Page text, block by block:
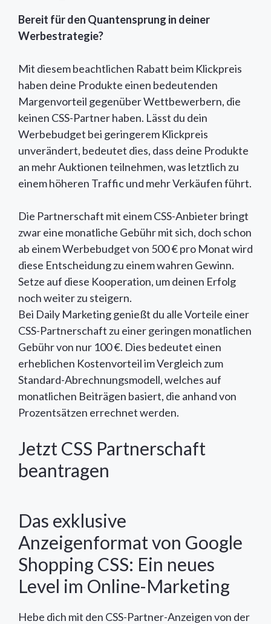
Bereit für den Quantensprung in deiner
Werbestrategie?
Mit diesem beachtlichen Rabatt beim Klickpreis
haben deine Produkte einen bedeutenden
Margenvorteil gegenüber Wettbewerbern, die
keinen CSS-Partner haben. Lässt du dein
Werbebudget bei geringerem Klickpreis
unverändert, bedeutet dies, dass deine Produkte
an mehr Auktionen teilnehmen, was letztlich zu
einem höheren Traffic und mehr Verkäufen führt.
Die Partnerschaft mit einem CSS-Anbieter bringt
zwar eine monatliche Gebühr mit sich, doch schon
ab einem Werbebudget von 500 € pro Monat wird
diese Entscheidung zu einem wahren Gewinn.
Setze auf diese Kooperation, um deinen Erfolg
noch weiter zu steigern.
Bei Daily Marketing genießt du alle Vorteile einer
CSS-Partnerschaft zu einer geringen monatlichen
Gebühr von nur 100 €. Dies bedeutet einen
erheblichen Kostenvorteil im Vergleich zum
Standard-Abrechnungsmodell, welches auf
monatlichen Beiträgen basiert, die anhand von
Prozentsätzen errechnet werden.
Jetzt CSS Partnerschaft
beantragen
Das exklusive
Anzeigenformat von Google
Shopping CSS: Ein neues
Level im Online-Marketing
Hebe dich mit den CSS-Partner-Anzeigen von der